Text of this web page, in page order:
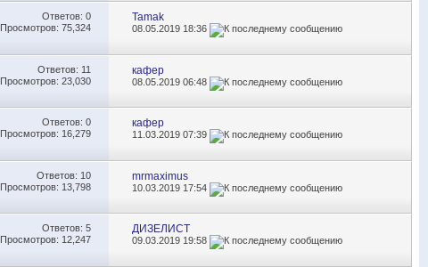
Ответов: 0
Просмотров: 75,324
Tamak
08.05.2019 18:36
Ответов: 11
Просмотров: 23,030
кафер
08.05.201906:48
Ответов: 0
Просмотров: 16,279
кафер
11.03.201907:39
Ответов: 10
Просмотров: 13,798
mrmaximus
10.03.2019 17:54
Ответов: 5
Просмотров: 12,247
ДИЗЕЛИСТ
09.03.2019 19:58